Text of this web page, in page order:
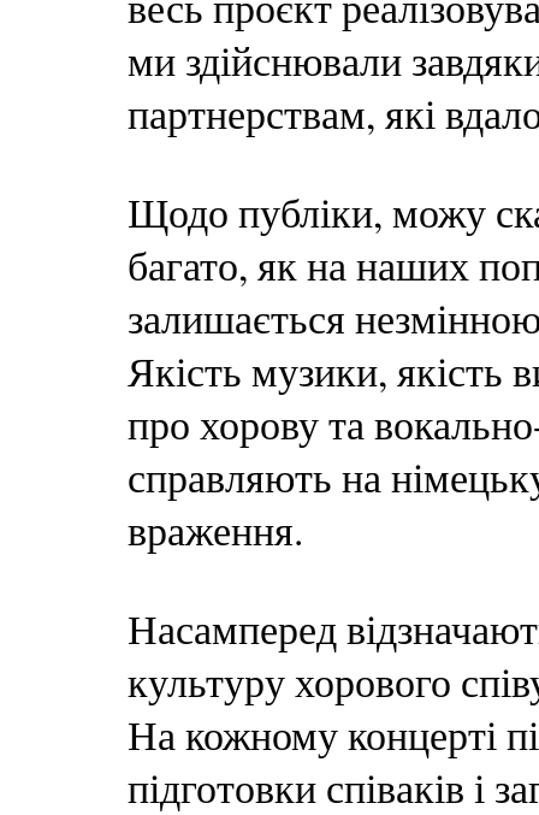
ми здійснювали
партнерствам, які
Щодо публіки, можу
багато, як на наших
залишається
Якість музики, якість
про хорову та
справляють на
враження.
Насамперед
культуру хорового
На кожному концерті
підготовки співаків і